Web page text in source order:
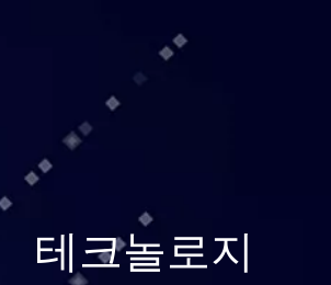
테크놀로지